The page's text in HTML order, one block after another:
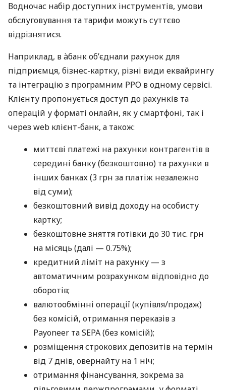
Водночас набір доступних інструментів, умови
обслуговування та тарифи можуть суттєво
відрізнятися.
Наприклад, в àбанк об’єднали рахунок для
підприємця, бізнес-картку, різні види еквайрингу
та інтеграцію з програмним РРО в одному сервісі.
Клієнту пропонується доступ до рахунків та
операцій у форматі онлайн, як у смартфоні, так і
через web клієнт-банк, а також:
миттєві платежі на рахунки контрагентів в
середині банку (безкоштовно) та рахунки в
інших банках (3 грн за платіж незалежно
від суми);
безкоштовний вивід доходу на особисту
картку;
безкоштовне зняття готівки до 30 тис. грн
на місяць (далі — 0.75%);
кредитний ліміт на рахунку — з
автоматичним розрахунком відповідно до
оборотів;
валютообмінні операції (купівля/продаж)
без комісій, отримання переказів з
Payoneer та SEPA (без комісій);
розміщення строкових депозитів на термін
від 7 днів, овернайту на 1 ніч;
отримання фінансування, зокрема за